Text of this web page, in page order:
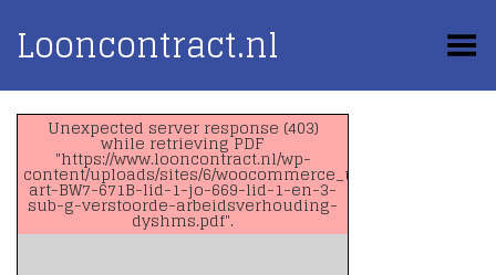
Looncontract.nl Toggle Menu
Unexpected server response (403)
while retrieving PDF
"https://www.looncontract.nl/wp-
content/uploads/sites/6/woocommerce_uploads/2020/07/
art-BW7-671B-lid-1-jo-669-lid-1-en-3-
sub-g-verstoorde-arbeidsverhouding-
dyshms.pdf".